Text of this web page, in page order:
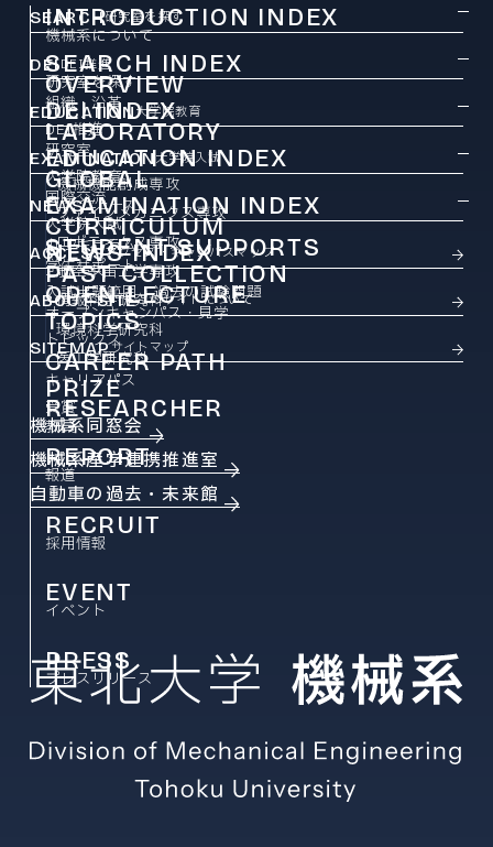
INTRODUCTION INDEX
機械系について
OVERVIEW
組織・沿革
SEARCH研究室を探す
SEARCH INDEX
研究室を探す
LABORATORY
研究室
機械機能創成専攻
ファインメカニクス専攻
ロボティクス専攻
航空宇宙工学専攻
情報科学研究科
環境科学研究科
医工学研究科
RESEARCHER
教員
DEIDEI推進
DEI INDEX
DEI推進
GLOBAL
国際交流
STUDENT SUPPORTS
学生サポート
EDUCATION大学院教育
EDUCATION INDEX
大学院教育
CURRICULUM
カリキュラム
OPEN LECTURE
オープンキャンパス・見学
CAREER PATH
キャリアパス
EXAMINATION大学院入試
EXAMINATION INDEX
大学院入試
PAST COLLECTION
入試出題範囲・過去の試験問題
NEWSニュース
NEWS INDEX
ニュース
TOPICS
トピックス
PRIZE
受賞
REPORT
報道
RECRUIT
採用情報
EVENT
イベント
PRESS
プレスリリース
ACCESSアクセス・キャンパスマップ
ABOUT SITEこのサイトについて
SITEMAPサイトマップ
機械系同窓会
機械系産学連携推進室
自動車の過去・未来館